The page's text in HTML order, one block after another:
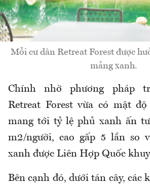
Mỗi cư dân Retreat Forest được
mảng xanh.
Chính nhờ phương pháp tr
Retreat Forest vừa có mậtđộ
mang tới tỷ lệ phủ xanh ấn tư
m2/người, cao gấp 5 lần so
xanh được Liên Hợp Quốc
Bên cạnh đó, dưới tán cây, các